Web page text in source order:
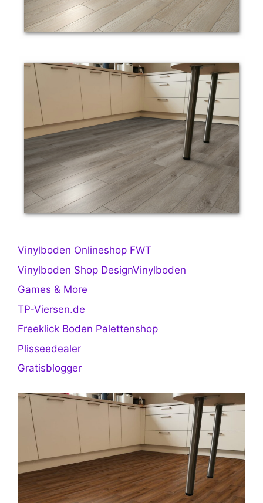
Vinylboden Onlineshop FWT
Vinylboden Shop DesignVinylboden
Games & More
TP-Viersen.de
Freeklick Boden Palettenshop
Plisseedealer
Gratisblogger